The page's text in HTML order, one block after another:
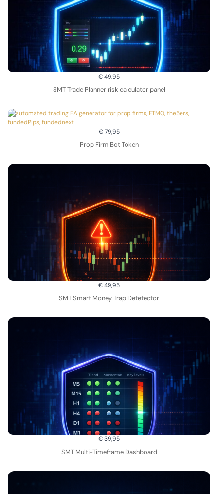
€ 49,95
SMT Trade Planner risk calculator panel
€ 79,95
Prop Firm Bot Token
€ 49,95
SMT Smart Money Trap Detetector
€ 39,95
SMT Multi-Timeframe Dashboard